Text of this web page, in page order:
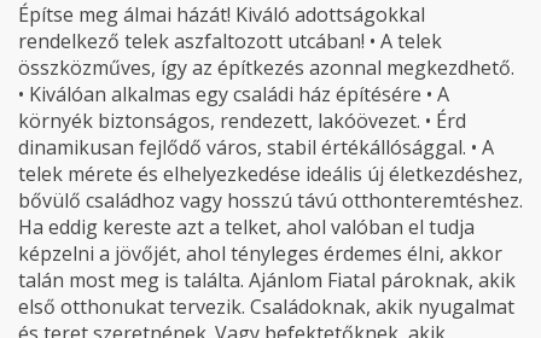
Építse meg álmai házát! Kiváló adottságokkal
rendelkező telek aszfaltozott utcában! • A telek
összközműves, így az építkezés azonnal megkezdhető.
• Kiválóan alkalmas egy családi ház építésére • A
környék biztonságos, rendezett, lakóövezet. • Érd
dinamikusan fejlődő város, stabil értékállósággal. • A
telek mérete és elhelyezkedése ideális új életkezdéshez,
bővülő családhoz vagy hosszú távú otthonteremtéshez.
Ha eddig kereste azt a telket, ahol valóban el tudja
képzelni a jövőjét, ahol tényleges érdemes élni, akkor
talán most meg is találta. Ajánlom Fiatal pároknak, akik
első otthonukat tervezik. Családoknak, akik nyugalmat